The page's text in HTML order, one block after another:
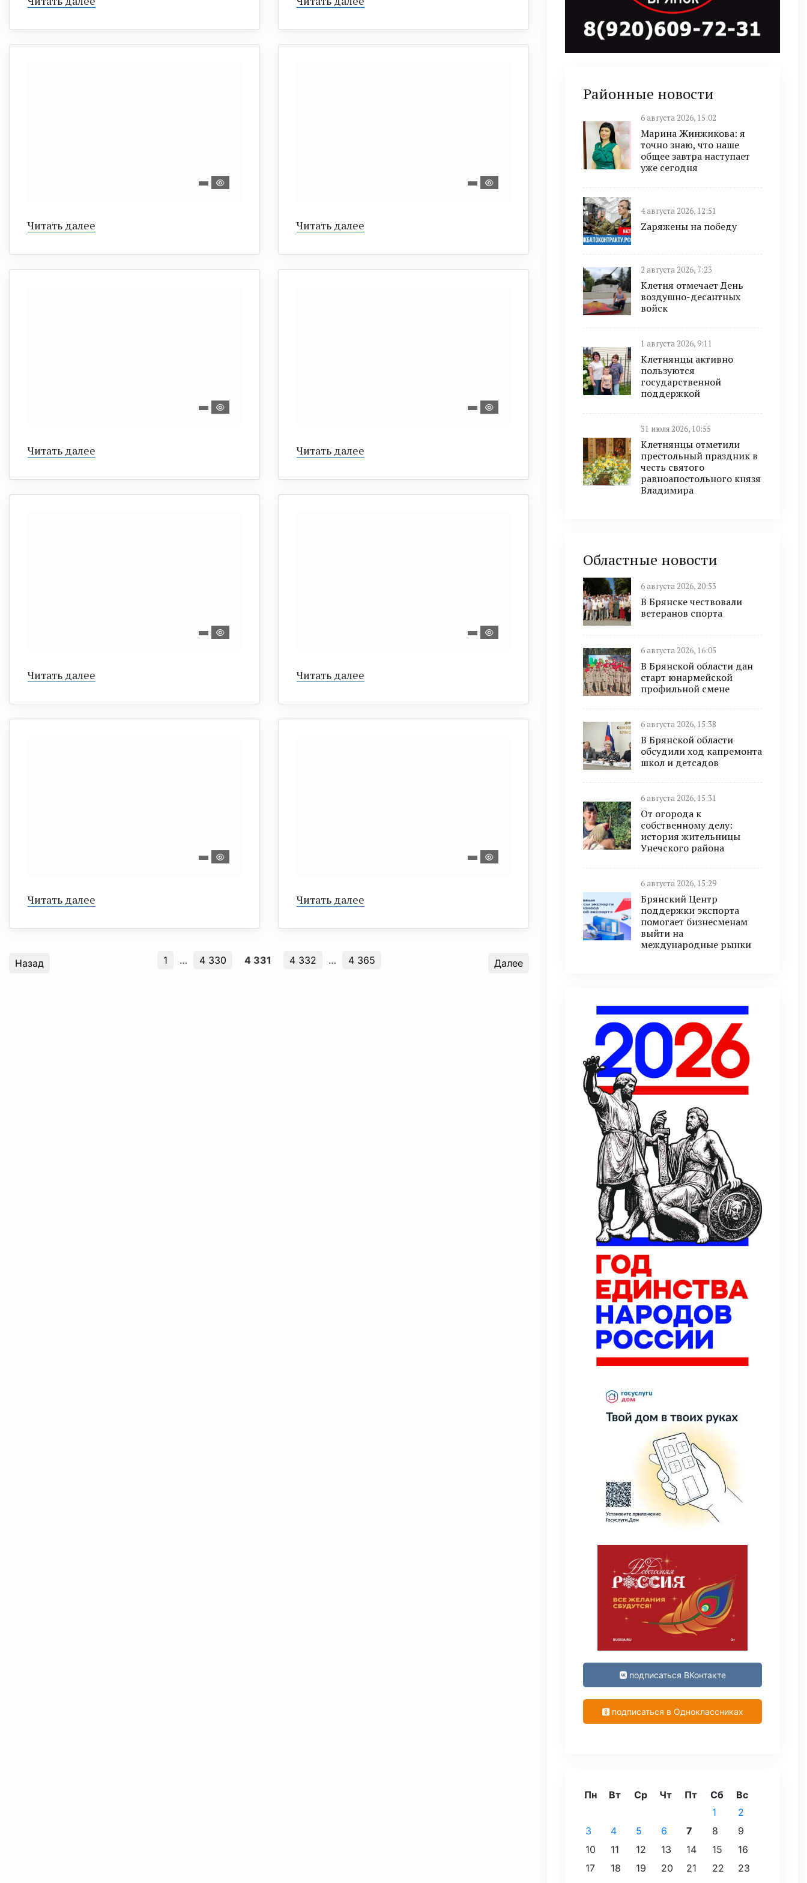
Читать далее Читать далее
Читать далее Читать далее
Читать далее Читать далее
Читать далее Читать далее
Назад 1 … 4 330 4 331 4 332 … 4 365 Далее
Районные новости
6 августа 2026, 15:02
Марина Жинжикова: я
точно знаю, что наше
общее завтра наступает
уже сегодня
4 августа 2026, 12:51
Zаряжены на победу
2 августа 2026, 7:23
Клетня отмечает День
воздушно-десантных
войск
1 августа 2026, 9:11
Клетнянцы активно
пользуются
государственной
поддержкой
31 июля 2026, 10:55
Клетнянцы отметили
престольный праздник в
честь святого
равноапостольного князя
Владимира
Областные новости
6 августа 2026, 20:53
В Брянске чествовали
ветеранов спорта
6 августа 2026, 16:05
В Брянской области дан
старт юнармейской
профильной смене
6 августа 2026, 15:38
В Брянской области
обсудили ход капремонта
школ и детсадов
6 августа 2026, 15:31
От огорода к
собственному делу:
история жительницы
Унечского района
6 августа 2026, 15:29
Брянский Центр
поддержки экспорта
помогает бизнесменам
выйти на
международные рынки
подписаться ВКонтакте
подписаться в Одноклассниках
Пн Вт Ср Чт Пт Сб
Вс
1
2
3
4 5 6 7 8
9
10
11 12 13 14 15
16
17
18 19 20 21 22
23